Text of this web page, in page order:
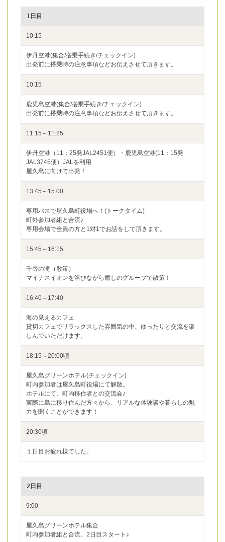
1日目
10:15
伊丹空港(集合/搭乗手続き/チェックイン)
出発前に搭乗時の注意事項などお伝えさせて頂きます。
10:15
鹿児島空港(集合/搭乗手続き/チェックイン)
出発前に搭乗時の注意事項などお伝えさせて頂きます。
11:15～11:25
伊丹空港（11：25発JAL2451便）・鹿児島空港(11：15発
JAL3745便）JALを利用
屋久島に向けて出発！
13:45～15:00
専用バスで屋久島町役場へ！(トークタイム)
町外参加者組と合流♪
専用会場で全員の方と1対1でお話をして頂きます。
15:45～16:15
千尋の滝（散策）
マイナスイオンを浴びながら癒しのグループで散策！
16:40～17:40
海の見えるカフェ
貸切カフェでリラックスした雰囲気の中、ゆったりと交流を楽
しんでいただけます。
18:15～20:00頃
屋久島グリーンホテル(チェックイン)
町内参加者は屋久島町役場にて解散。
ホテルにて、町内移住者との交流会♪
実際に島に移り住んだ方々から、リアルな体験談や暮らしの魅
力を聞くことができます！
20:30頃
１日目お疲れ様でした。
2日目
9:00
屋久島グリーンホテル集合
町内参加者組と合流。2日目スタート♪